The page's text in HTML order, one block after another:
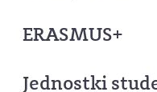
ERASMUS+
Jednostki